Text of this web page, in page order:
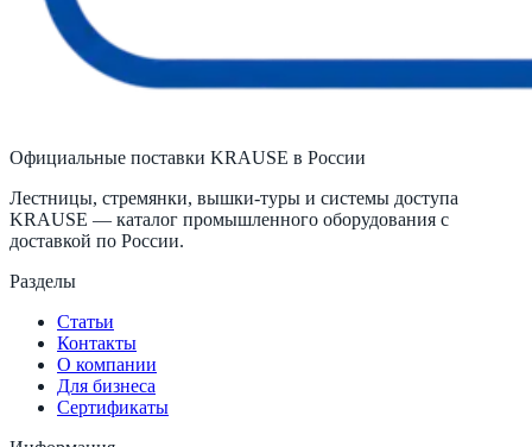
Официальные поставки KRAUSE в России
Лестницы, стремянки, вышки-туры и системы доступа
KRAUSE — каталог промышленного оборудования с
доставкой по России.
Разделы
Статьи
Контакты
О компании
Для бизнеса
Сертификаты